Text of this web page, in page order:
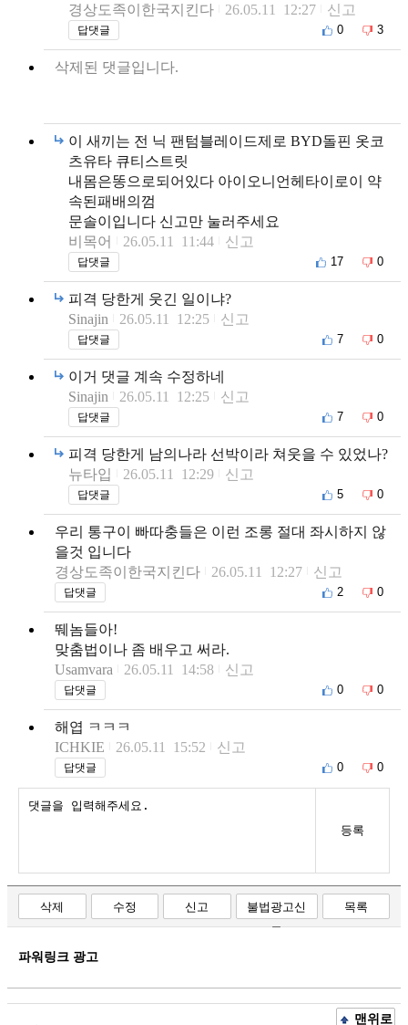
경상도족이한국지킨다
26.05.11 12:27 신고
답댓글 0 3
삭제된 댓글입니다.
이 새끼는 전 닉 팬텀블레이드제로 BYD돌핀 옷코
츠유타 큐티스트릿
내몸은똥으로되어있다 아이오니언헤타이로이 약
속된패배의껌
문솔이입니다 신고만 눌러주세요
비목어
26.05.11 11:44 신고
답댓글 17 0
피격 당한게 웃긴 일이냐?
Sinajin
26.05.11 12:25 신고
답댓글 7 0
이거 댓글 계속 수정하네
Sinajin
26.05.11 12:25 신고
답댓글 7 0
피격 당한게 남의나라 선박이라 쳐웃을 수 있었나?
뉴타입
26.05.11 12:29 신고
답댓글 5 0
우리 통구이 빠따충들은 이런 조롱 절대 좌시하지 않
을것 입니다
경상도족이한국지킨다
26.05.11 12:27 신고
답댓글 2 0
뛔놈들아!
맞춤법이나 좀 배우고 써라.
Usamvara
26.05.11 14:58 신고
답댓글 0 0
해엽 ㅋㅋㅋ
ICHKIE
26.05.11 15:52 신고
답댓글 0 0
등록
삭제 수정 신고
불법광고신
고
목록
파워링크 광고
맨위로